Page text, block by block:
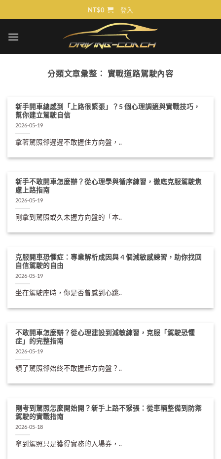
to
NT$0 登入
分類文章彙整： 實戰道路駕駛內容
新手開車總感到「上路很緊張」？5 個心理調適與實戰技巧，
幫你建立駕駛自信
2026-05-19
拿著駕照卻遲遲不敢握住方向盤，..
新手不敢開車怎麼辦？從心理學與循序練習，徹底克服駕駛焦
慮上路指南
2026-05-19
剛拿到駕照或久未握方向盤的「本..
克服開車恐懼症：專業解析成因與 4 個減敏感練習，助你找回
自信駕駛的自由
2026-05-19
坐在駕駛座時，你是否曾感到心跳..
不敢開車怎麼辦？從心理建設到減敏練習，克服「駕駛恐懼
症」的完整指南
2026-05-19
領了駕照卻始終不敢握起方向盤？..
剛考到駕照怎麼開始開？新手上路不緊張：從車輛整備到防禦
駕駛的實戰指南
2026-05-18
拿到駕照只是獲得實務的入場券，..